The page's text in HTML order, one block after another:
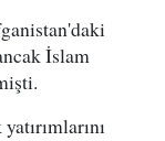
İslam